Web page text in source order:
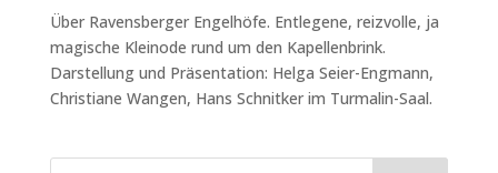
Über Ravensberger Engelhöfe. Entlegene, reizvolle, ja
magische Kleinode rund um den Kapellenbrink.
Darstellung und Präsentation: Helga Seier-Engmann,
Christiane Wangen, Hans Schnitker im Turmalin-Saal.